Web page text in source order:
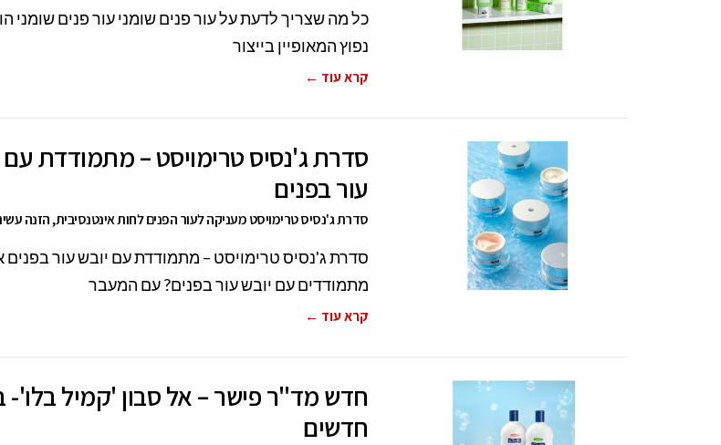
כל מה שצריך לדעת על עור פנים שומני עור פנים שומני
נפוץ המאופיין בייצור
קרא עוד ←
סדרת ג'נסיס טרימויסט – מתמודדת עם
עור בפנים
סדרת ג'נסיס טרימויסט מעניקה לעור הפנים לחות אינטנסיבית, הזנה
סדרת ג'נסיס טרימויסט – מתמודדת עם יובש עור בפנים
מתמודדים עם יובש עור בפנים? עם המעבר
קרא עוד ←
חדש מד"ר פישר – אל סבון 'קמיל בלו'-
חדשים